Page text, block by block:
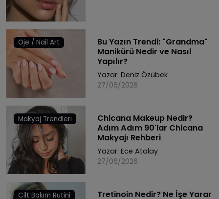
Oje / Nail Art
Bu Yazın Trendi: "Grandma"
Manikürü Nedir ve Nasıl
Yapılır?
Yazar: Deniz Özübek
27/06/2026
Makyaj Trendleri
Chicana Makeup Nedir?
Adım Adım 90'lar Chicana
Makyajı Rehberi
Yazar: Ece Atalay
27/06/2026
Cilt Bakım Rutini
Tretinoin Nedir? Ne İşe Yarar